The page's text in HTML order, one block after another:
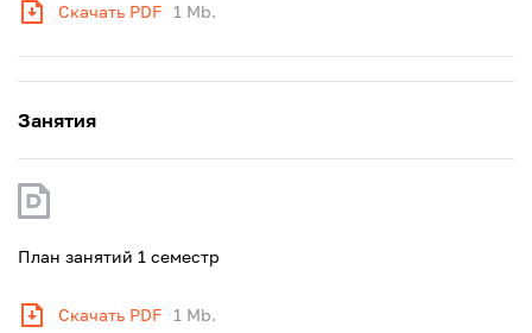
Скачать PDF 1 Mb.
Занятия
План занятий 1 семестр
Скачать PDF 1 Mb.